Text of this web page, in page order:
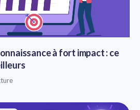
à fort impact : ce